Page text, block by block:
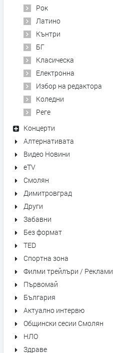
Рок
Латино
Кънтри
БГ
Класическа
Електронна
Избор на редактора
Коледни
Реге
Концерти
Алтернативата
Видео Новини
eTV
Смолян
Димитровград
Други
Забавни
Без формат
TED
Спортна зона
Филми трейлъри / Реклами
Първомай
България
Актуално интервю
Общински сесии Смолян
НЛО
Здраве